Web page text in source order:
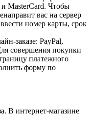
и MasterCard. Чтобы
вас на сервер
номер карты, срок
заказе: PayPal,
совершения покупки
платежного
форму по
В интернет-магазине